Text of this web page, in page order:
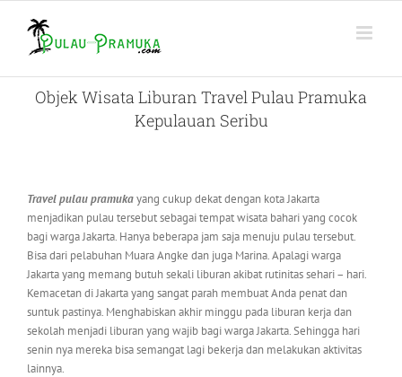
content
Objek Wisata Liburan Travel Pulau Pramuka
Kepulauan Seribu
Travel pulau pramukayang cukup dekat dengan kota Jakarta
menjadikan pulau tersebut sebagai tempat wisata bahari yang cocok
bagi warga Jakarta. Hanya beberapa jam saja menuju pulau tersebut.
Bisa dari pelabuhan Muara Angke dan juga Marina. Apalagi warga
Jakarta yang memang butuh sekali liburan akibat rutinitas sehari – hari.
Kemacetan di Jakarta yang sangat parah membuat Anda penat dan
suntuk pastinya. Menghabiskan akhir minggu pada liburan kerja dan
sekolah menjadi liburan yang wajib bagi warga Jakarta. Sehingga hari
senin nya mereka bisa semangat lagi bekerja dan melakukan aktivitas
lainnya.